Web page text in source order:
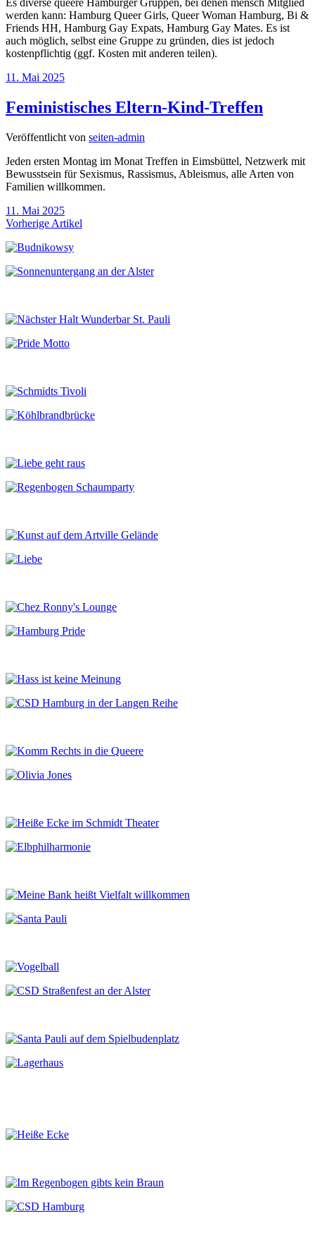
Es diverse queere Hamburger Gruppen, bei denen mensch Mitglied
werden kann: Hamburg Queer Girls, Queer Woman Hamburg, Bi &
Friends HH, Hamburg Gay Expats, Hamburg Gay Mates. Es ist
auch möglich, selbst eine Gruppe zu gründen, dies ist jedoch
kostenpflichtig (ggf. Kosten mit anderen teilen).
11. Mai 2025
Feministisches Eltern-Kind-Treffen
Veröffentlicht von seiten-admin
Jeden ersten Montag im Monat Treffen in Eimsbüttel, Netzwerk mit
Bewusstsein für Sexismus, Rassismus, Ableismus, alle Arten von
Familien willkommen.
11. Mai 2025
Vorherige Artikel